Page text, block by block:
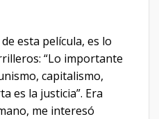
esta película, es lo
“Lo importante
capitalismo,
es la justicia”. Era
me interesó